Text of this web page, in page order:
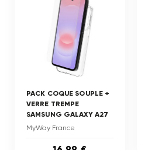
PACK COQUE SOUPLE +
VERRE TREMPE
SAMSUNG GALAXY A27
MyWay France